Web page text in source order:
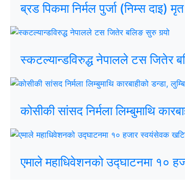
ब्रड पिकमा निर्मल पुर्जा (निम्स दाइ)
स्कटल्यान्डविरुद्ध नेपालले टस जितेर
कोसीकी सांसद निर्मला लिम्बुमाथि
एमाले महाधिवेशनको उद्घाटनमा १०